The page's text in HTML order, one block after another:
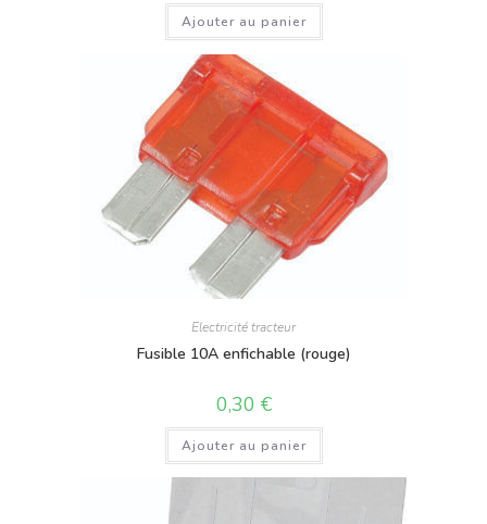
Ajouter au panier
Electricité tracteur
Fusible 10A enfichable (rouge)
0,30 €
Ajouter au panier